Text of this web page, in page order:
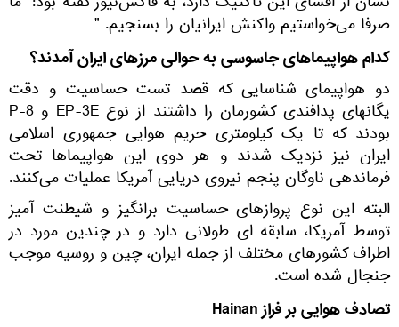
صرفا می‌خواستیم واکنش ایرانیان را بسنجیم. "
کدام هواپیماهای جاسوسی به حوالی مرزهای ایران آمدند؟
دو هواپیمای شناسایی که قصد تست حساسیت و دقت
یگانهای پدافندی کشورمان را داشتند از نوع EP-3E و P-8
بودند که تا یک کیلومتری حریم هوایی جمهوری اسلامی
ایران نیز نزدیک شدند و هر دوی این هواپیماها تحت
فرماندهی ناوگان پنجم نیروی دریایی آمریکا عملیات می‌کنند.
البته این نوع پروازهای حساسیت برانگیز و شیطنت آمیز
توسط آمریکا، سابقه ای طولانی دارد و در چندین مورد در
اطراف کشورهای مختلف از جمله ایران، چین و روسیه موجب
جنجال شده است.
تصادف هوایی بر فراز Hainan